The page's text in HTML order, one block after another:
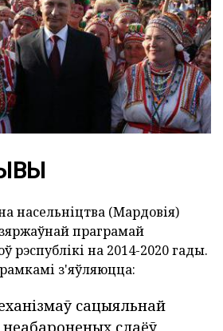
насельніцтва (Мардовія)
праграмай
рэспублікі на 2014-2020 гады.
з'яўляюцца:
сацыяльнай